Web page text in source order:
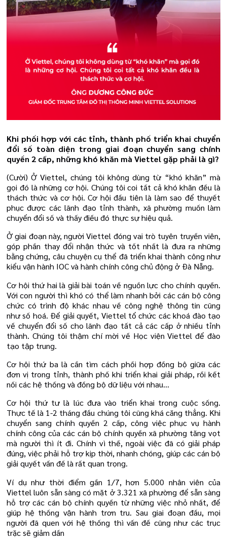
Khi phối hợp với các tỉnh, thành phố triển khai chuyển
đổi số toàn diện trong giai đoạn chuyển sang chính
quyền 2 cấp, những khó khăn mà Viettel gặp phải là gì?
(Cười) Ở Viettel, chúng tôi không dùng từ “khó khăn” mà
gọi đó là những cơ hội. Chúng tôi coi tất cả khó khăn đều là
thách thức và cơ hội. Cơ hội đầu tiên là làm sao để thuyết
phục được các lãnh đạo tỉnh thành, xã phường muốn làm
chuyển đổi số và thấy điều đó thực sự hiệu quả.
Ở giai đoạn này, người Viettel đóng vai trò tuyên truyền viên,
góp phần thay đổi nhận thức và tốt nhất là đưa ra những
bằng chứng, câu chuyện cụ thể đã triển khai thành công như
kiểu vận hành IOC và hành chính công chủ động ở Đà Nẵng.
Cơ hội thứ hai là giải bài toán về nguồn lực cho chính quyền.
Với con người thì khó có thể làm nhanh bởi các cán bộ công
chức có trình độ khác nhau về công nghệ thông tin cũng
như số hoá. Để giải quyết, Viettel tổ chức các khoá đào tạo
về chuyển đổi số cho lãnh đạo tất cả các cấp ở nhiều tỉnh
thành. Chúng tôi thậm chí mời về Học viện Viettel để đào
tạo tập trung.
Cơ hội thứ ba là cần tìm cách phối hợp đồng bộ giữa các
đơn vị trong tỉnh, thành phố khi triển khai giải pháp, rồi kết
nối các hệ thống và đồng bộ dữ liệu với nhau…
Cơ hội thứ tư là lúc đưa vào triển khai trong cuộc sống.
Thực tế là 1-2 tháng đầu chúng tôi cũng khá căng thẳng. Khi
chuyển sang chính quyền 2 cấp, công việc phục vụ hành
chính công của các cán bộ chính quyền xã phường tăng vọt
mà người thì ít đi. Chính vì thế, ngoài việc đã có giải pháp
đúng, việc phải hỗ trợ kịp thời, nhanh chóng, giúp các cán bộ
giải quyết vấn đề là rất quan trọng.
Ví dụ như thời điểm gần 1/7, hơn 5.000 nhân viên của
Viettel luôn sẵn sàng có mặt ở 3.321 xã phường để sẵn sàng
hỗ trợ các cán bộ chính quyền từ những việc nhỏ nhất, để
giúp hệ thống vận hành trơn tru. Sau giai đoạn đầu, mọi
người đã quen với hệ thống thì vấn đề cũng như các trục
trặc sẽ giảm dần